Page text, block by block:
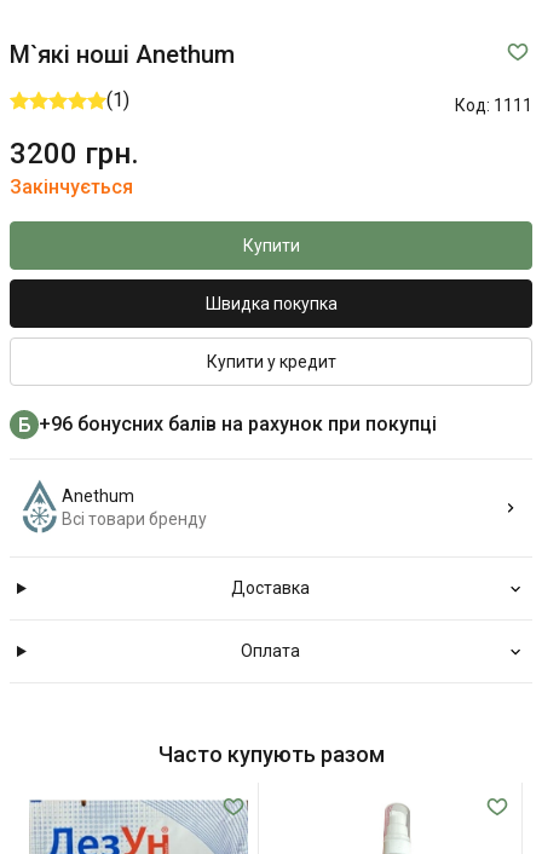
М`які ноші Anethum
(1) Код: 1111
3200 грн.
Закінчується
Купити
Швидка покупка
Купити у кредит
+96 бонусних балів на рахунок при покупці
Anethum
Всі товари бренду
Доставка
Оплата
Часто купують разом